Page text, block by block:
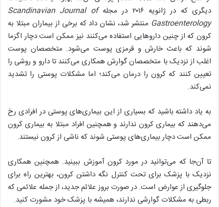
دیگری که در ژانویه ۲۰۱۶ در مجله
Scandinavian Journal of
Gastroenterology منتشر شد، نشان داد که برخی از بیماران مبتلا به
کرون که از چنین دارو‌هایی استفاده می‌کنند نیز ممکن است دچار اگزما
شوند که باعث خارش و قرمزی پوست می‌شود. متخصصان پوست
اغلب از نزدیک با متخصصان گوارش همکاری می‌کنند تا دارو و روشی را
تعیین کنند که کرون را درمان می‌کند؛ اما مشکلات پوستی را تشدید
نمی‌کند.
به یاد داشته باشید که بسیاری از این بیماری‌های پوستی در افرادی رخ
می‌دهند که بیماری کرون ندارند و همچنین افراد مبتلا به بیماری کرون
ممکن است دچار بیماری‌های پوستی شوند که ناشی از کرون نیستند.
تا آن‌جا که می‌توانید در مورد کرون آموزش ببینید. همچنین همکاری
نزدیک با پزشک برای تحت کنترل نگه داشتن کرون، بهترین راه برای
جلوگیری از عوارض است. در صورت بروز علائم جدید، از جمله علائمی که
ربطی به مشکلات گوارشی ندارند، همیشه با پزشک خود مشورت کنید.